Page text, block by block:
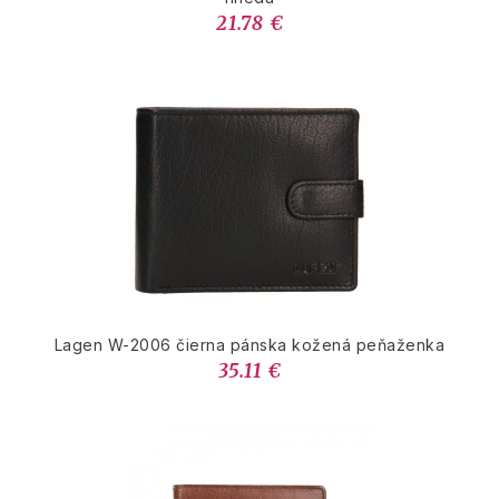
21.78 €
Lagen W-2006 čierna pánska kožená peňaženka
35.11 €